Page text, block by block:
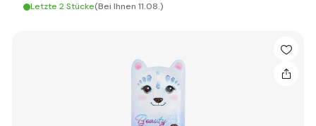
Letzte 2 Stücke(Bei Ihnen 11.08.)